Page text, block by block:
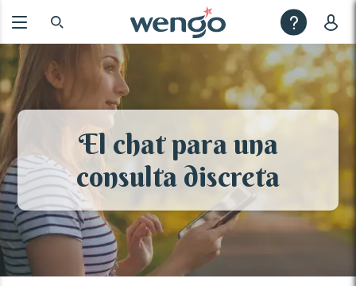
El chat para una
consulta discreta